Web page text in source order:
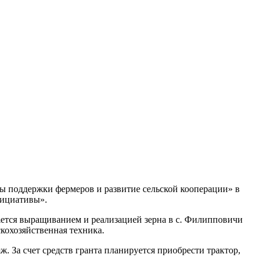
фермеров и развитие сельской кооперации» в
выращиванием и реализацией зерна в с. Филипповичи
техника.
счет средств гранта планируется приобрести трактор,